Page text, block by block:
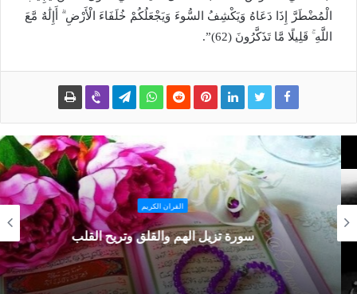
الْمُضْطَرَّ إِذَا دَعَاهُ وَيَكْشِفُ السُّوءَ وَيَجْعَلُكُمْ خُلَفَاءَ الْأَرْضِ ۗ أَإِلَٰهٌ مَّعَ
اللَّهِ ۚ قَلِيلًا مَّا تَذَكَّرُونَ (62)”.
القران الكريم
سورة تزيل الهم والقلق وتريح القلب